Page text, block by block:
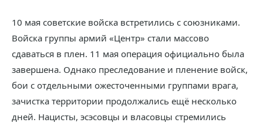
10 мая советские войска встретились с союзниками.
Войска группы армий «Центр» стали массово
сдаваться в плен. 11 мая операция официально была
завершена. Однако преследование и пленение войск,
бои с отдельными ожесточенными группами врага,
зачистка территории продолжались ещё несколько
дней. Нацисты, эсэсовцы и власовцы стремились